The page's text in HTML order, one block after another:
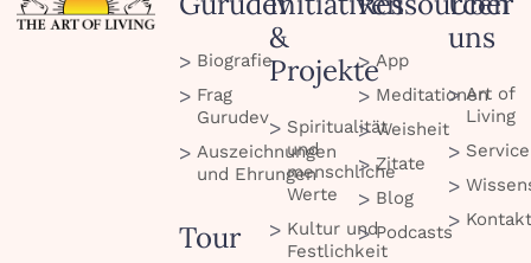
Biografie
Frag
Gurudev
Auszeichnungen
und Ehrungen
Tour
&
Projekte
Spiritualität
und
menschliche
Werte
Kultur und
Festlichkeit
App
Meditationen
Weisheit
Zitate
Blog
Podcasts
uns
Art of
Living
Kontakt